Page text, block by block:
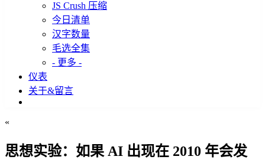
JS Crush 压缩
今日清单
汉字数量
毛选全集
- 更多 -
仪表
关于&留言
«
思想实验：如果 AI 出现在 2010 年会发